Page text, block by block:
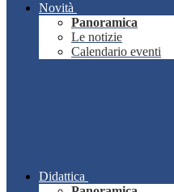
Novità
Panoramica
Le notizie
Calendario eventi
Didattica